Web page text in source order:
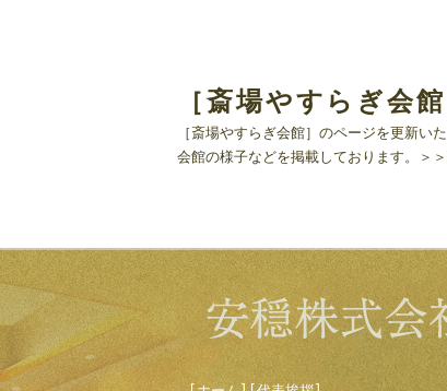
［斎場やすらぎ会
［斎場やすらぎ会館］のページを更新いた
会館の様子などを掲載しております。＞＞